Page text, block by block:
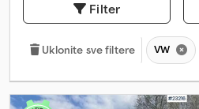
Filter
Uklonite sve filtere VW